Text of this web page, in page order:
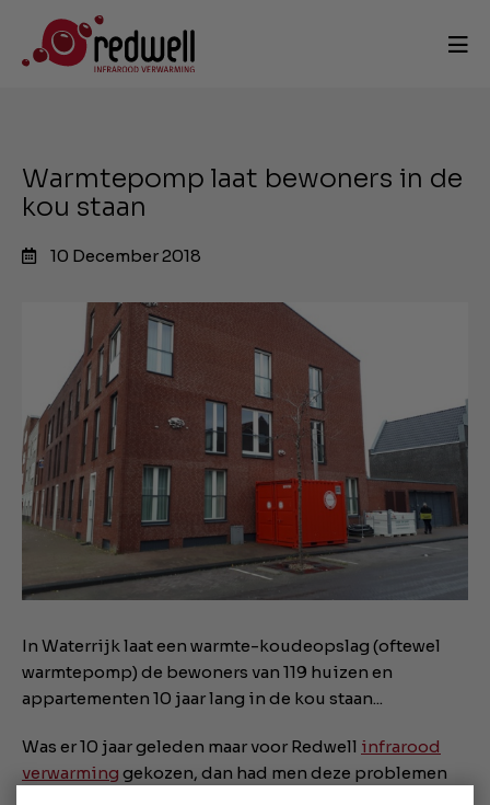
Warmtepomp laat bewoners in de
kou staan
10 December 2018
In Waterrijk laat een warmte-koudeopslag (oftewel
warmtepomp) de bewoners van 119 huizen en
appartementen 10 jaar lang in de kou staan...
Was er 10 jaar geleden maar voor Redwell infrarood
verwarming gekozen, dan had men deze problemen